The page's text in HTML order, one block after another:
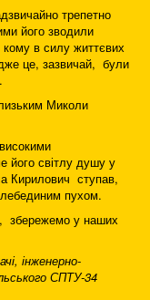
трепетно
його зводили
в силу життєвих
це, зазвичай, були
Миколи
його світлу душу у
Кирилович ступав,
пухом.
збережемо у наших
інженерно-
СПТУ-34